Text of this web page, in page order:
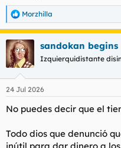
R
e
c
c
i
e
:
Morzhilla
sandokan begins
Izquierquidistante
24 Jul 2026
No puedes decir que el
Todo dios que denunció